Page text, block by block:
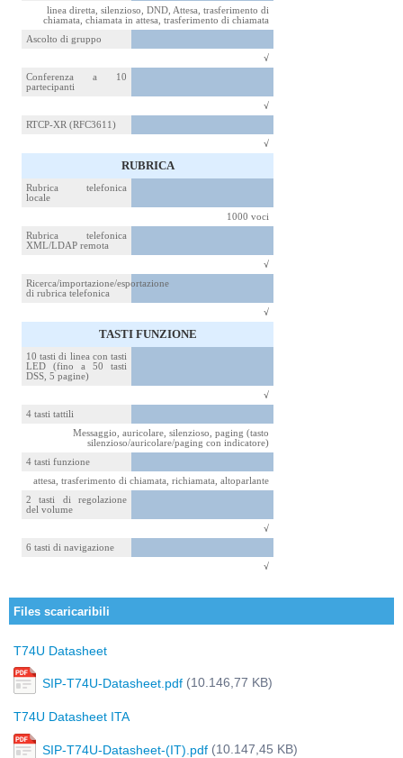
linea diretta, silenzioso, DND, Attesa, trasferimento di
chiamata, chiamata in attesa, trasferimento di chiamata
Ascolto di gruppo
√
Conferenza a 10
partecipanti
√
RTCP-XR (RFC3611)
√
RUBRICA
Rubrica telefonica
locale
1000 voci
Rubrica telefonica
XML/LDAP remota
√
Ricerca/importazione/esportazione
di rubrica telefonica
√
TASTI FUNZIONE
10 tasti di linea con tasti
LED (fino a 50 tasti
DSS, 5 pagine)
√
4 tasti tattili
Messaggio, auricolare, silenzioso, paging (tasto
silenzioso/auricolare/paging con indicatore)
4 tasti funzione
attesa, trasferimento di chiamata, richiamata, altoparlante
2 tasti di regolazione
del volume
√
6 tasti di navigazione
√
Files scaricaribili
T74U Datasheet
SIP-T74U-Datasheet.pdf (10.146,77 KB)
T74U Datasheet ITA
SIP-T74U-Datasheet-(IT).pdf (10.147,45 KB)